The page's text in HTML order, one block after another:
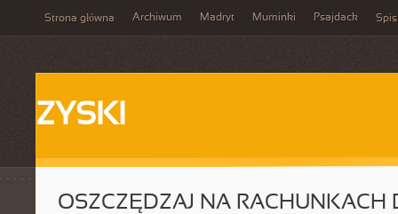
Strona główna Archiwum Madryt Muminki Psajdack Spis
ZYSKI
OSZCZĘDZAJ NA RACHUNKACH